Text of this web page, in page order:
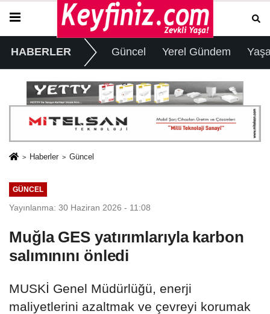
HABERLER Güncel Yerel Gündem
Haberler Güncel
GÜNCEL
Yayınlanma: 30 Haziran 2026 - 11:08
Muğla GES yatırımlarıyla karbon
salımınını önledi
MUSKİ Genel Müdürlüğü, enerji
maliyetlerini azaltmak ve çevreyi korumak